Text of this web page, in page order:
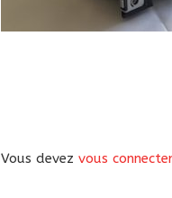
Vous devezvous